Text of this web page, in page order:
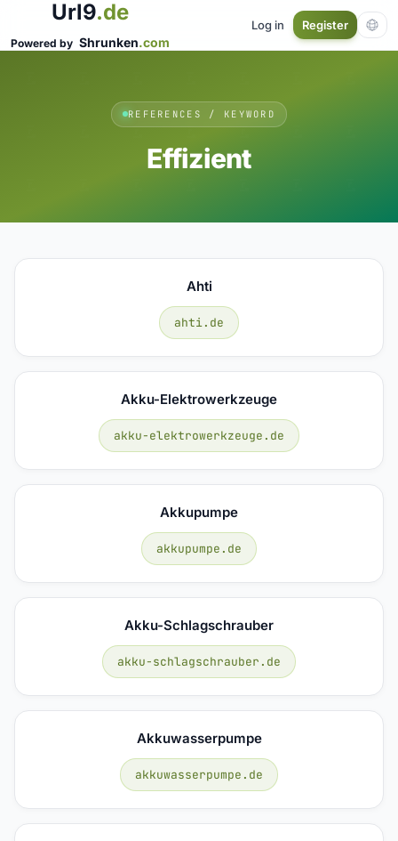
Url9.de
Powered by Shrunken.com
Log in Register
REFERENCES / KEYWORD
Effizient
Ahti
ahti.de
Akku-Elektrowerkzeuge
akku-elektrowerkzeuge.de
Akkupumpe
akkupumpe.de
Akku-Schlagschrauber
akku-schlagschrauber.de
Akkuwasserpumpe
akkuwasserpumpe.de